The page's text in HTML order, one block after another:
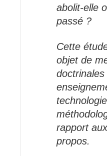
abolit-elle
passé ?
Cette
objet de
rapport
propos.